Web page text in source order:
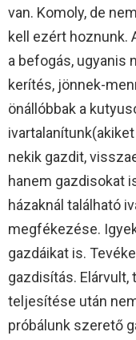
van. Komoly, de
kell ezért hoznunk.
a befogás, ugyanis
kerítés, jönnek-
önállóbbak a
nekik gazdit,
hanem gazdisokat
házaknál található
megfékezése.
gazdáikat is.
gazdisítás.
teljesítése után
próbálunk szerető